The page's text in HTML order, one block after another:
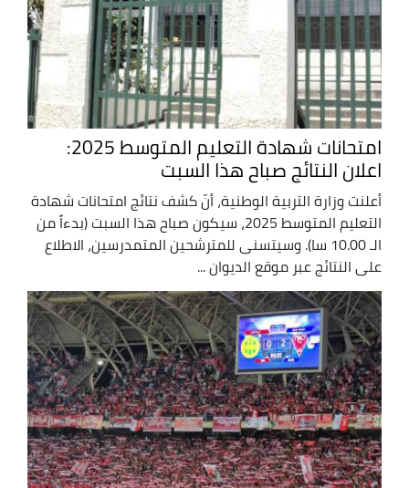
امتحانات شهادة التعليم المتوسط 2025:
اعلان النتائج صباح هذا السبت
أعلنت وزارة التربية الوطنية، أنّ كشف نتائج امتحانات شهادة
التعليم المتوسط 2025، سيكون صباح هذا السبت (بدءاً من
الـ 10.00 سا). وسيتسنى للمترشحين المتمدرسين، الاطلاع
على النتائج عبر موقع الديوان ...